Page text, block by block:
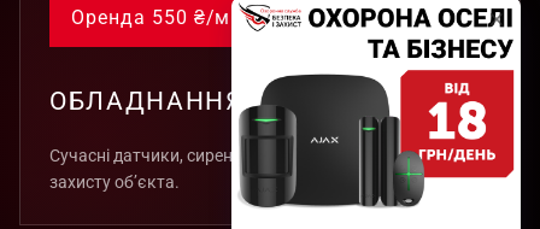
Оренда 550 ₴/міс*
ОБЛАДНАННЯ
Сучасні датчики, сирени та пристрої контролю для
захисту об’єкта.